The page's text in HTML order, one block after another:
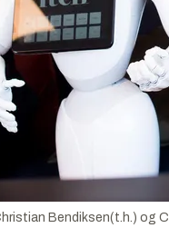
Bendiksen(t.h.) og